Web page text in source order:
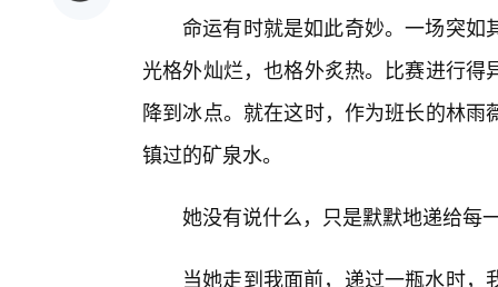
命运有时就是如此奇妙。一场突如
光格外灿烂，也格外炙热。比赛进行
降到冰点。就在这时，作为班长的林
镇过的矿泉水。
她没有说什么，只是默默地递给每
当她走到我面前，递过一瓶水时